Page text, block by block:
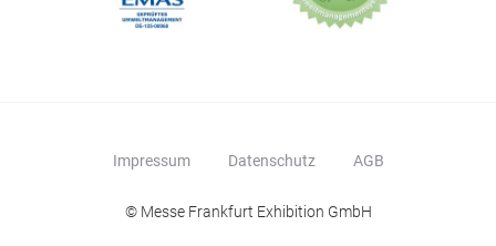
Impressum Datenschutz AGB
© Messe Frankfurt Exhibition GmbH